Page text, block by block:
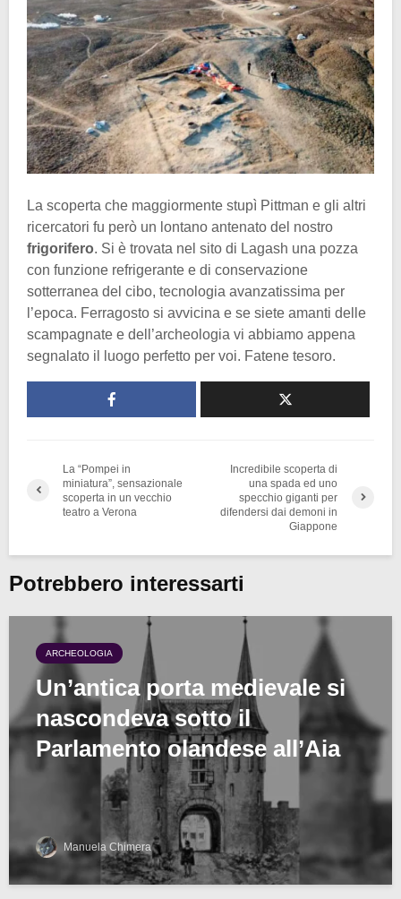
La scoperta che maggiormente stupì Pittman e gli altri
ricercatori fu però un lontano antenato del nostro
frigorifero. Si è trovata nel sito di Lagash una pozza
con funzione refrigerante e di conservazione
sotterranea del cibo, tecnologia avanzatissima per
l’epoca. Ferragosto si avvicina e se siete amanti delle
scampagnate e dell’archeologia vi abbiamo appena
segnalato il luogo perfetto per voi. Fatene tesoro.
La “Pompei in
miniatura”, sensazionale
scoperta in un vecchio
teatro a Verona
Incredibile scoperta di
una spada ed uno
specchio giganti per
difendersi dai demoni in
Giappone
Potrebbero interessarti
ARCHEOLOGIA
Un’antica porta medievale si
nascondeva sotto il
Parlamento olandese all’Aia
Manuela Chimera